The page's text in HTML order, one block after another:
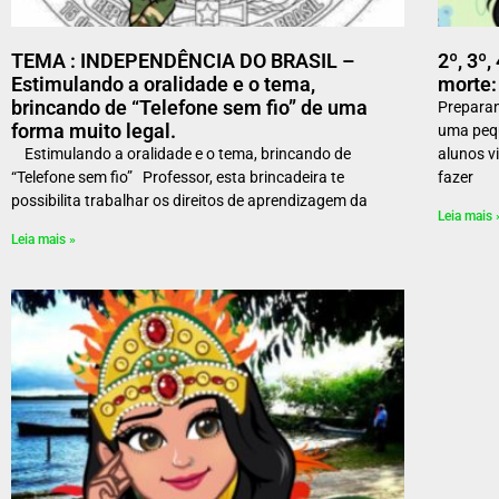
TEMA : INDEPENDÊNCIA DO BRASIL –
Estimulando a oralidade e o tema,
brincando de “Telefone sem fio” de uma
forma muito legal.
Estimulando a oralidade e o tema, brincando de
“Telefone sem fio” Professor, esta brincadeira te
possibilita trabalhar os direitos de aprendizagem da
Leia mais »
2º,
uma
alunos
fazer
Leia mais